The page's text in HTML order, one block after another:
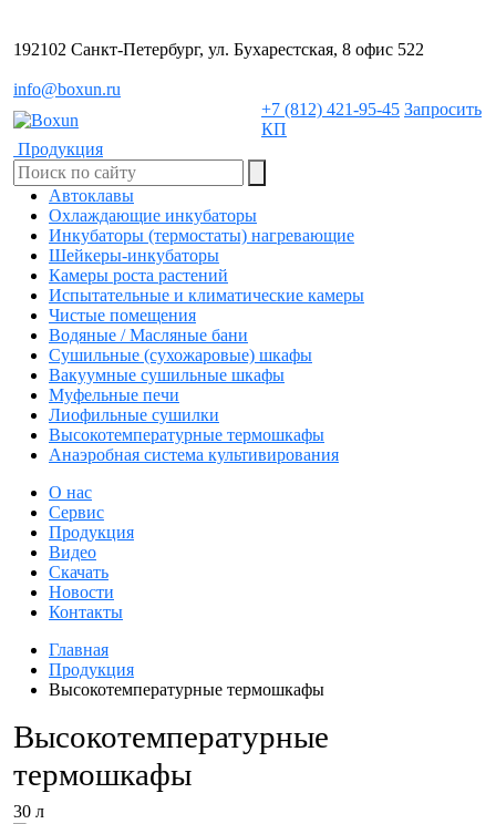
192102 Санкт-Петербург, ул. Бухарестская, 8 офис 522
info@boxun.ru
Продукция
Автоклавы
Охлаждающие инкубаторы
Инкубаторы (термостаты) нагревающие
Шейкеры-инкубаторы
Камеры роста растений
Испытательные и климатические камеры
Чистые помещения
Водяные / Масляные бани
Сушильные (сухожаровые) шкафы
Вакуумные сушильные шкафы
Муфельные печи
Лиофильные сушилки
Высокотемпературные термошкафы
Анаэробная система культивирования
+7 (812) 421-95-45 Запросить
КП
О нас
Сервис
Продукция
Видео
Скачать
Новости
Контакты
Главная
Продукция
Высокотемпературные термошкафы
Высокотемпературные
термошкафы
30 л